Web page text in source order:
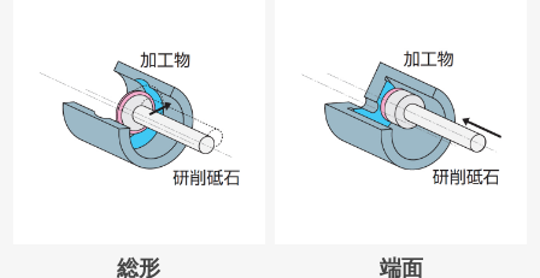
総形 端面